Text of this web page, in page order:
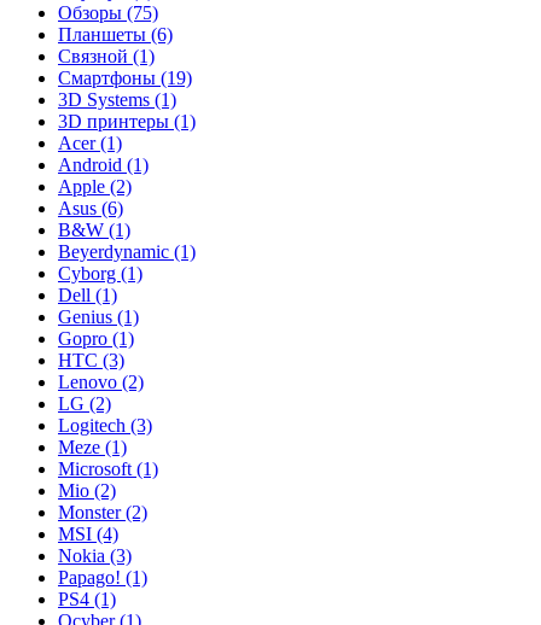
Обзоры (75)
Планшеты (6)
Связной (1)
Смартфоны (19)
3D Systems (1)
3D принтеры (1)
Acer (1)
Android (1)
Apple (2)
Asus (6)
B&W (1)
Beyerdynamic (1)
Cyborg (1)
Dell (1)
Genius (1)
Gopro (1)
HTC (3)
Lenovo (2)
LG (2)
Logitech (3)
Meze (1)
Microsoft (1)
Mio (2)
Monster (2)
MSI (4)
Nokia (3)
Papago! (1)
PS4 (1)
Qcyber (1)